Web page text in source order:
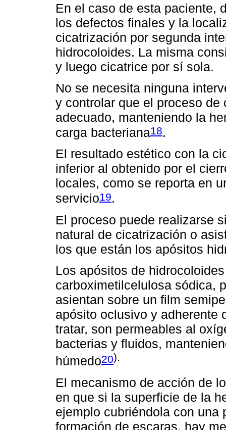
En el caso de esta paciente,
los defectos finales y la
cicatrización por segunda
hidrocoloides. La misma
y luego cicatrice por sí sola.
No se necesita ninguna
y controlar que el proceso
adecuado, manteniendo la
carga bacteriana18.
El resultado estético con la
inferior al obtenido por el
locales, como se reporta en
servicio19.
El proceso puede realizarse
natural de cicatrización o
los que están los apósitos
Los apósitos de
carboximetilcelulosa sódica,
asientan sobre un film
apósito oclusivo y adherente
tratar, son permeables al
bacterias y fluidos,
húmedo20).
El mecanismo de acción de
en que si la superficie de la
ejemplo cubriéndola con
formación de escaras, hay